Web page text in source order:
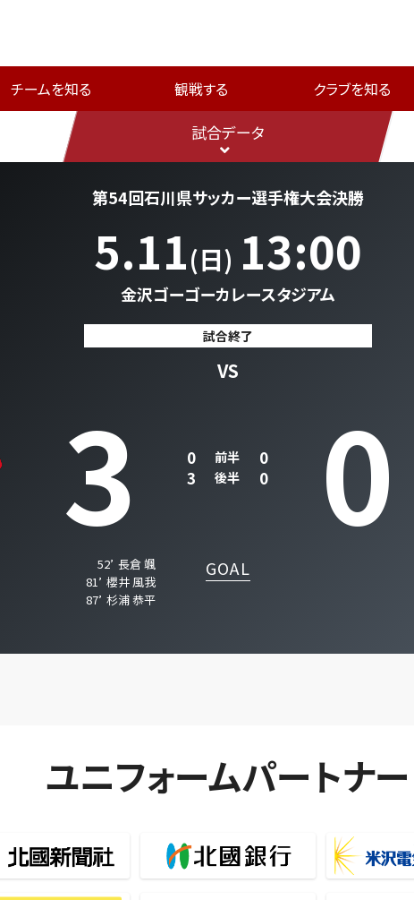
チームを知る 観戦する クラブを知る
試合データ
第54回石川県サッカー選手権大会決勝
5.11(日) 13:00
金沢ゴーゴーカレースタジアム
試合終了
VS
3 0 前半
0
3
後半 0 0
52’ 長倉 颯
81’ 櫻井 風我
87’ 杉浦 恭平
GOAL
ユニフォームパートナー